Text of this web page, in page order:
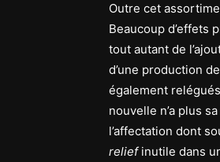
Outre cet
Beaucoup d’effets
tout autant de
d’une production
également
nouvelle n’a plus
l’affectation dont
reliefinutile dans